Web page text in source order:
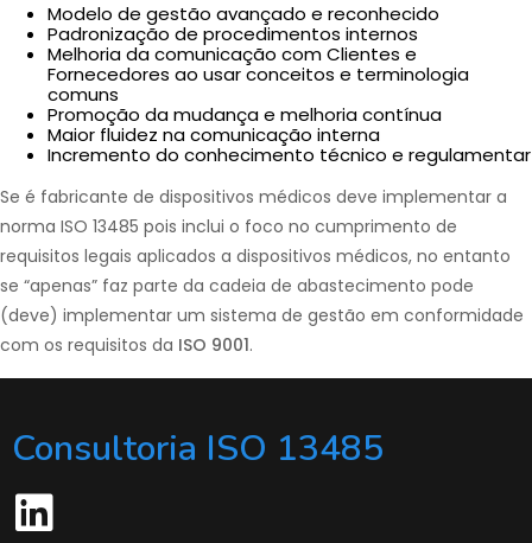
Modelo de gestão avançado e reconhecido
Padronização de procedimentos internos
Melhoria da comunicação com Clientes e
Fornecedores ao usar conceitos e terminologia
comuns
Promoção da mudança e melhoria contínua
Maior fluidez na comunicação interna
Incremento do conhecimento técnico e regulamentar
Se é fabricante de dispositivos médicos deve implementar a
norma ISO 13485 pois inclui o foco no cumprimento de
requisitos legais aplicados a dispositivos médicos, no entanto
se “apenas” faz parte da cadeia de abastecimento pode
(deve) implementar um sistema de gestão em conformidade
com os requisitos da ISO 9001.
Consultoria ISO 13485